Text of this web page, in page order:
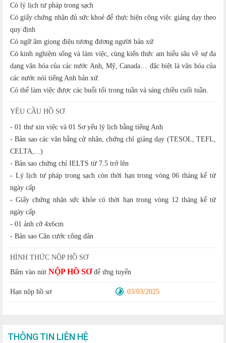
Có lý lịch tư pháp trong sạch
Có giấy chứng nhận đủ sức khoẻ để thực hiện công việc giảng dạy theo
quy định
Có ngữ âm giọng điệu tương đương người bản xứ
Có kinh nghiệm sống và làm việc, cùng kiến thức am hiểu sâu về sự đa
dạng văn hóa của các nước Anh, Mỹ, Canada… đặc biệt là văn hóa của
các nước nói tiếng Anh bản xứ.
Có thể làm việc được các buổi tối trong tuần và sáng chiều cuối tuần.
YÊU CẦU HỒ SƠ
- 01 thư xin việc và 01 Sơ yếu lý lịch bằng tiếng Anh
- Bản sao các văn bằng cử nhân, chứng chỉ giảng dạy (TESOL, TEFL,
CELTA,...)
- Bản sao chứng chỉ IELTS từ 7.5 trở lên
- Lý lịch tư pháp trong sạch còn thời hạn trong vòng 06 tháng kể từ
ngày cấp
- Giấy chứng nhận sức khỏe có thời hạn trong vòng 12 tháng kể từ
ngày cấp
- 01 ảnh cỡ 4x6cm
- Bản sao Căn cước công dân
HÌNH THỨC NỘP HỒ SƠ
Bấm vào nút NỘP HỒ SƠđể ứng tuyển
Hạn nộp hồ sơ 03/03/2025
THÔNG TIN LIÊN HỆ